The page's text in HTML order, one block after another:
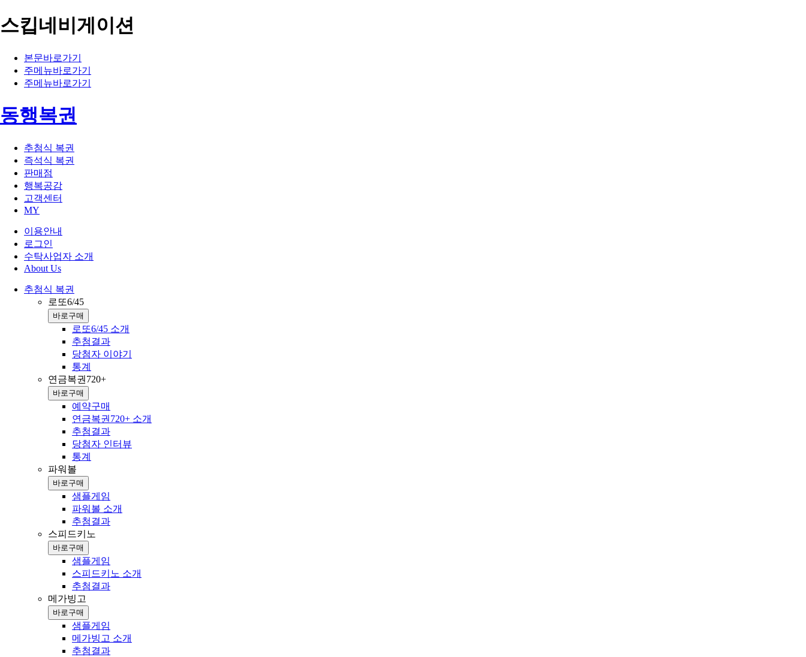
스킵네비게이션
본문바로가기
주메뉴바로가기
주메뉴바로가기
동행복권
추첨식 복권
즉석식 복권
판매점
행복공감
고객센터
MY
이용안내
로그인
수탁사업자 소개
About Us
추첨식 복권
로또6/45
바로구매
로또6/45 소개
추첨결과
당첨자 이야기
통계
연금복권720+
바로구매
예약구매
연금복권720+ 소개
추첨결과
당첨자 인터뷰
통계
파워볼
바로구매
샘플게임
파워볼 소개
추첨결과
스피드키노
바로구매
샘플게임
스피드키노 소개
추첨결과
메가빙고
바로구매
샘플게임
메가빙고 소개
추첨결과